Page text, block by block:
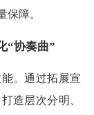
保障。
“协奏曲”
。通过拓展宣
造层次分明、